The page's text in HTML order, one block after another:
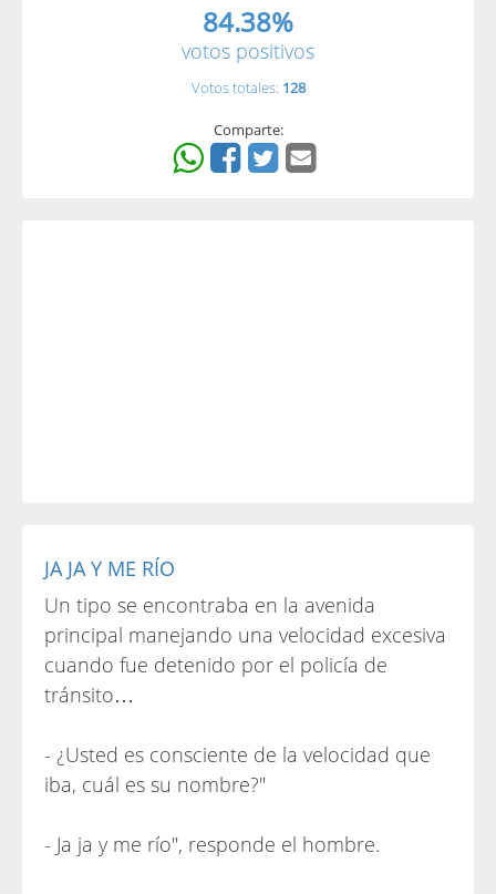
84.38%
votos positivos
Votos totales: 128
Comparte:
JA JA Y ME RÍO
Un tipo se encontraba en la avenida
principal manejando una velocidad excesiva
cuando fue detenido por el policía de
tránsito…
- ¿Usted es consciente de la velocidad que
iba, cuál es su nombre?"
- Ja ja y me río", responde el hombre.